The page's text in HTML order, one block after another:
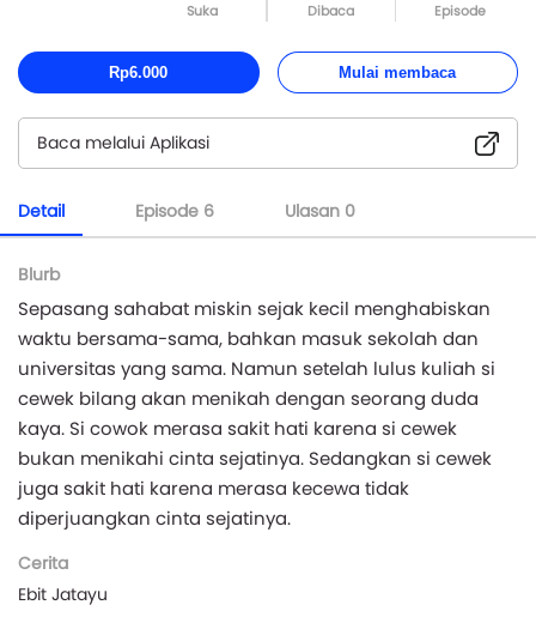
Suka
Dibaca
Episode
Rp6.000 Mulai membaca
Baca melalui Aplikasi
Detail Episode 6 Ulasan 0
Blurb
Sepasang sahabat miskin sejak kecil menghabiskan
waktu bersama-sama, bahkan masuk sekolah dan
universitas yang sama. Namun setelah lulus kuliah si
cewek bilang akan menikah dengan seorang duda
kaya. Si cowok merasa sakit hati karena si cewek
bukan menikahi cinta sejatinya. Sedangkan si cewek
juga sakit hati karena merasa kecewa tidak
diperjuangkan cinta sejatinya.
Cerita
Ebit Jatayu